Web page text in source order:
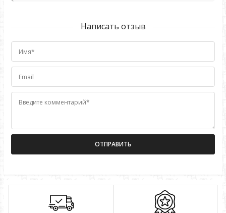
Написать отзыв
Имя*
Email
Введите комментарий*